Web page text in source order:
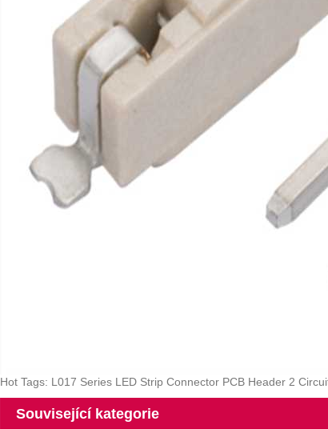
Hot Tags: L017 Series LED Strip Connector PCB Header 2
Související kategorie